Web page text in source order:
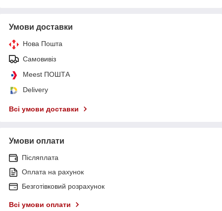
Умови доставки
Нова Пошта
Самовивіз
Meest ПОШТА
Delivery
Всі умови доставки
Умови оплати
Післяплата
Оплата на рахунок
Безготівковий розрахунок
Всі умови оплати